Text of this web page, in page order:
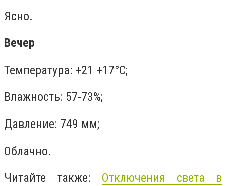
Ясно.
Вечер
Температура: +21 +17°C;
Влажность: 57-73%;
Давление: 749 мм;
Облачно.
Читайте также: Отключения света в